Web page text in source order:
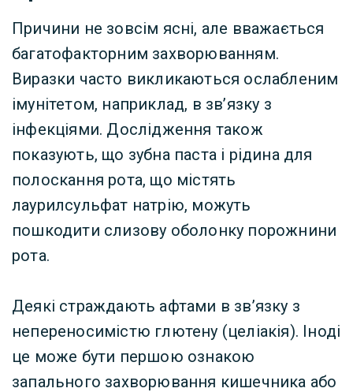
Причини не зовсім ясні, але вважається
багатофакторним захворюванням.
Виразки часто викликаються ослабленим
імунітетом, наприклад, в зв’язку з
інфекціями. Дослідження також
показують, що зубна паста і рідина для
полоскання рота, що містять
лаурилсульфат натрію, можуть
пошкодити слизову оболонку порожнини
рота.
Деякі страждають афтами в зв’язку з
непереносимістю глютену (целіакія). Іноді
це може бути першою ознакою
запального захворювання кишечника або